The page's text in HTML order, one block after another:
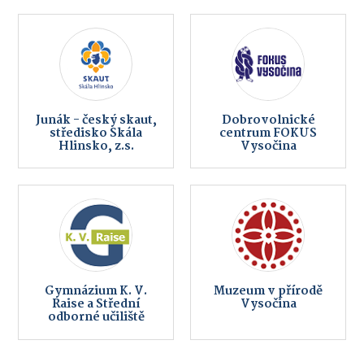
Junák - český skaut,
středisko Skála
Hlinsko, z.s.
Dobrovolnické
centrum FOKUS
Vysočina
Gymnázium K. V.
Raise a Střední
odborné učiliště
Muzeum v přírodě
Vysočina